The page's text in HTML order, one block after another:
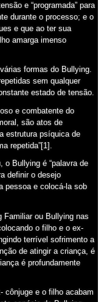
e “programada” para
durante o processo; e o
e que ao ter sua
amarga imenso
formas do Bullying.
sem qualquer
estado de tensão.
e combatente do
são atos de
estrutura psíquica de
repetida”[1].
o Bullying é “palavra de
definir o desejo
pessoa e colocá-la sob
Familiar ou Bullying nas
o filho e o ex-
terrível sofrimento a
de atingir a criança, é
é profundamente
cônjuge e o filho acabam